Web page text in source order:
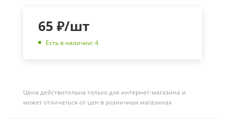
65 ₽/шт
Есть в наличии: 4
Цена действительна только для интернет-магазина и
может отличаться от цен в розничных магазинах